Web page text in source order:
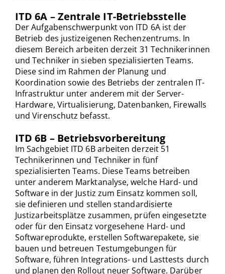
ITD 6A – Zentrale IT-Betriebsstelle
Der Aufgabenschwerpunkt von ITD 6A ist der
Betrieb des justizeigenen Rechenzentrums. In
diesem Bereich arbeiten derzeit 31 Technikerinnen
und Techniker in sieben spezialisierten Teams.
Diese sind im Rahmen der Planung und
Koordination sowie des Betriebs der zentralen IT-
Infrastruktur unter anderem mit der Server-
Hardware, Virtualisierung, Datenbanken, Firewalls
und Virenschutz befasst.
ITD 6B – Betriebsvorbereitung
Im Sachgebiet ITD 6B arbeiten derzeit 51
Technikerinnen und Techniker in fünf
spezialisierten Teams. Diese Teams betreiben
unter anderem Marktanalyse, welche Hard- und
Software in der Justiz zum Einsatz kommen soll,
sie definieren und stellen standardisierte
Justizarbeitsplätze zusammen, prüfen eingesetzte
oder für den Einsatz vorgesehene Hard- und
Softwareprodukte, erstellen Softwarepakete, sie
bauen und betreuen Testumgebungen für
Software, führen Integrations- und Lasttests durch
und planen den Rollout neuer Software. Darüber